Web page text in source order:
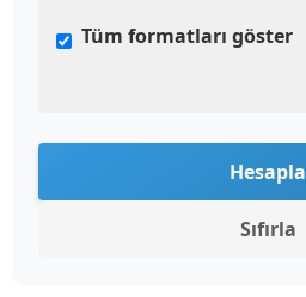
Tüm formatları göster
Hesapla
Sıfırla